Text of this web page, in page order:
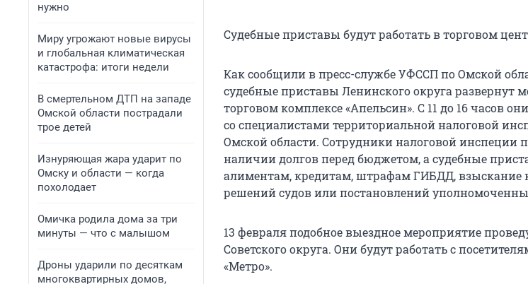
нужно
Миру угрожают новые вирусы
и глобальная климатическая
катастрофа: итоги недели
В смертельном ДТП на западе
Омской области пострадали
трое детей
Изнуряющая жара ударит по
Омску и области — когда
похолодает
Омичка родила дома за три
минуты — что с малышом
Дроны ударили по десяткам
многоквартирных домов,
Судебные приставы будут работать в торговом
Как сообщили в пресс-службе УФССП по Омской
судебные приставы Ленинского округа развернут
торговом комплексе «Апельсин». С 11 до 16 часов
со специалистами территориальной налоговой
Омской области. Сотрудники налоговой
наличии долгов перед бюджетом, а судебные
алиментам, кредитам, штрафам ГИБДД, взыскание
решений судов или постановлений
13 февраля подобное выездное мероприятие
Советского округа. Они будут работать с
«Метро».